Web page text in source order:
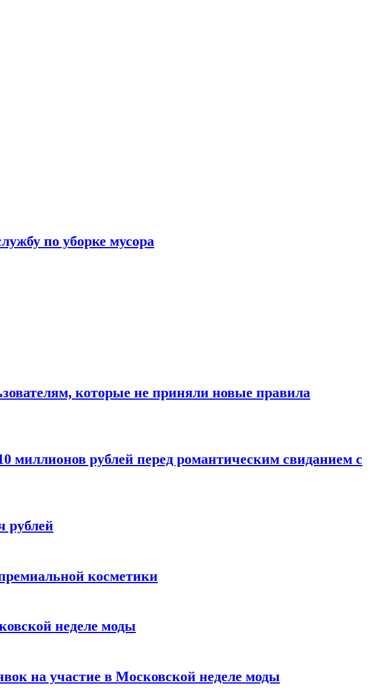
по уборке мусора
которые не приняли новые правила
миллионов рублей перед романтическим свиданием с
рублей
косметики
неделе моды
на участие в Московской неделе моды